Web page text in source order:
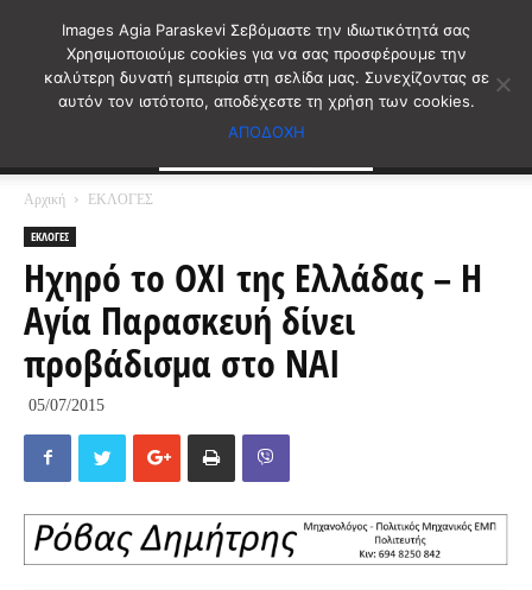
Αρχική ΕΚΛΟΓΕΣ
ΕΚΛΟΓΕΣ
Ηχηρό το ΟΧΙ της Ελλάδας – Η
Αγία Παρασκευή δίνει
προβάδισμα στο ΝΑΙ
05/07/2015
Images Agia Paraskevi Σεβόμαστε την ιδιωτικότητά σας
Χρησιμοποιούμε cookies για να σας προσφέρουμε την
καλύτερη δυνατή εμπειρία στη σελίδα μας. Συνεχίζοντας σε
αυτόν τον ιστότοπο, αποδέχεστε τη χρήση των cookies.
ΑΠΟΔΟΧΗ